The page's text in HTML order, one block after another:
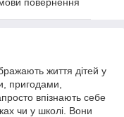
життя дітей у
пригодами,
впізнають себе
чи у школі. Вони